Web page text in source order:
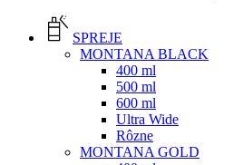
Menu
SPREJE
MONTANA BLACK
400 ml
500 ml
600 ml
Ultra Wide
Rôzne
MONTANA GOLD